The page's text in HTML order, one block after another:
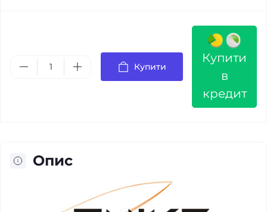
Купити
Купити
в
кредит
Опис